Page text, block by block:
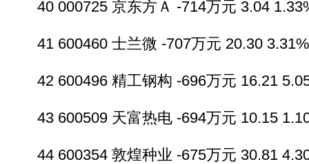
40 000725 京东方Ａ -714万元 3.04
41 600460 士兰微 -707万元 20.30
42 600496 精工钢构 -696万元 16.21
43 600509 天富热电 -694万元 10.15
44 600354 敦煌种业 -675万元 30.81